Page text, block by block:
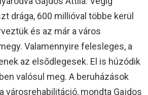
drága, 600 millióval többe kerül
és az már a város
Valamennyire felesleges, a
az elsődlegesek. El is húzódik
valósul meg. A beruházások
városrehabilitáció, mondta Gajdos